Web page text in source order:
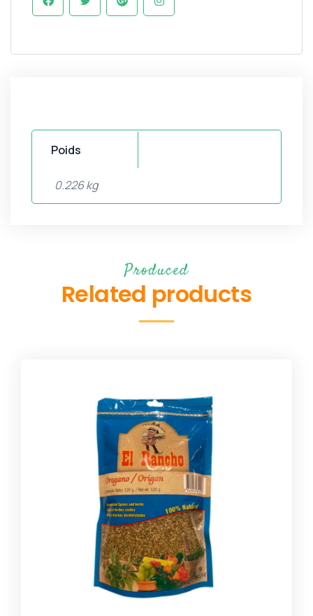
Poids
0.226 kg
Produced
Related products